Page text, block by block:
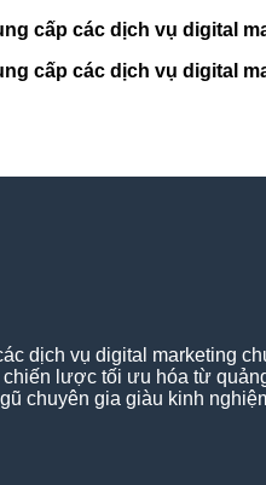
cấp các dịch vụ digital
cấp các dịch vụ digital
dịch vụ digital marketing
lược tối ưu hóa từ
chuyên gia giàu kinh